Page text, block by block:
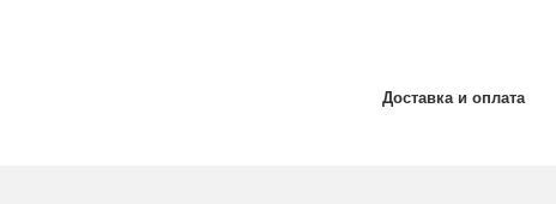
Доставка и оплата